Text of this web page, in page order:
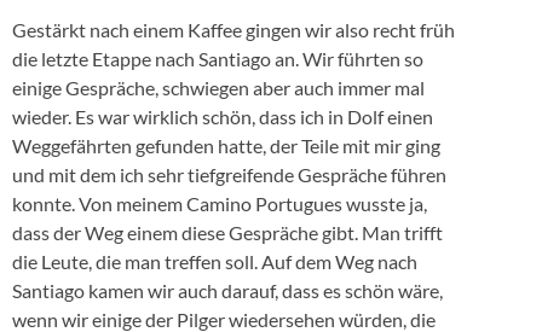
Gestärkt nach einem Kaffee gingen wir also recht früh
die letzte Etappe nach Santiago an. Wir führten so
einige Gespräche, schwiegen aber auch immer mal
wieder. Es war wirklich schön, dass ich in Dolf einen
Weggefährten gefunden hatte, der Teile mit mir ging
und mit dem ich sehr tiefgreifende Gespräche führen
konnte. Von meinem Camino Portugues wusste ja,
dass der Weg einem diese Gespräche gibt. Man trifft
die Leute, die man treffen soll. Auf dem Weg nach
Santiago kamen wir auch darauf, dass es schön wäre,
wenn wir einige der Pilger wiedersehen würden, die